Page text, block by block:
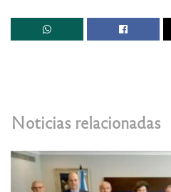
Noticias relacionadas